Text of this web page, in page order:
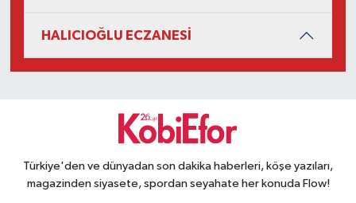
HALICIOĞLU ECZANESİ
Türkiye'den ve dünyadan son dakika haberleri, köşe yazıları,
magazinden siyasete, spordan seyahate her konuda Flow!